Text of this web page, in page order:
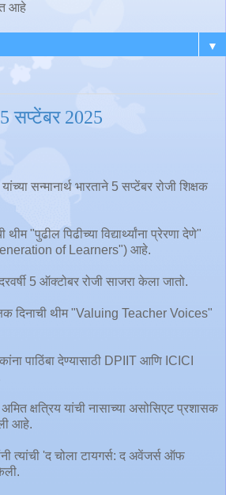
आहे
▼
सप्टेंबर 2025
सन्मानार्थ भारताने 5 सप्टेंबर रोजी शिक्षक
"पुढील पिढीच्या विद्यार्थ्यांना प्रेरणा देणे"
of Learners") आहे.
5 ऑक्टोबर रोजी साजरा केला जातो.
दिनाची थीम "Valuing Teacher Voices"
पाठिंबा देण्यासाठी DPIIT आणि ICICI
क्षत्रिय यांची नासाच्या असोसिएट प्रशासक
आहे.
त्यांची 'द चोला टायगर्स: द अवेंजर्स ऑफ